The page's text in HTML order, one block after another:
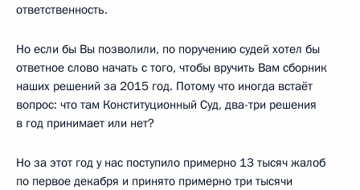
ответственность.
Но если бы Вы позволили, по поручению судей хотел бы
ответное слово начать с того, чтобы вручить Вам сборник
наших решений за 2015 год. Потому что иногда встаёт
вопрос: что там Конституционный Суд, два-три решения
в год принимает или нет?
Но за этот год у нас поступило примерно 13 тысяч жалоб
по первое декабря и принято примерно три тысячи